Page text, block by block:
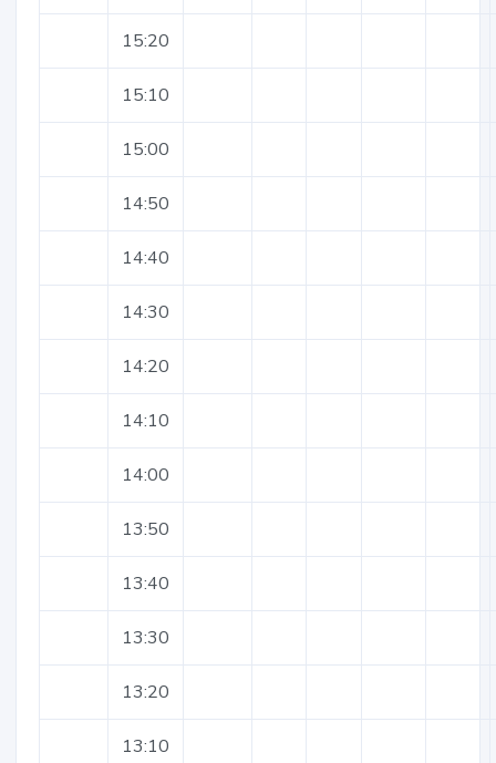
15:20
15:10
15:00
14:50
14:40
14:30
14:20
14:10
14:00
13:50
13:40
13:30
13:20
13:10